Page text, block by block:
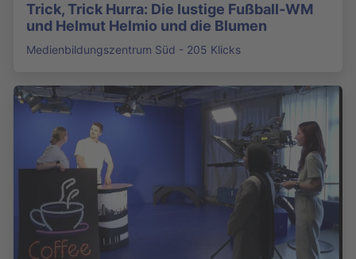
Trick, Trick Hurra: Die lustige Fußball-WM
und Helmut Helmio und die Blumen
Medienbildungszentrum Süd - 205 Klicks